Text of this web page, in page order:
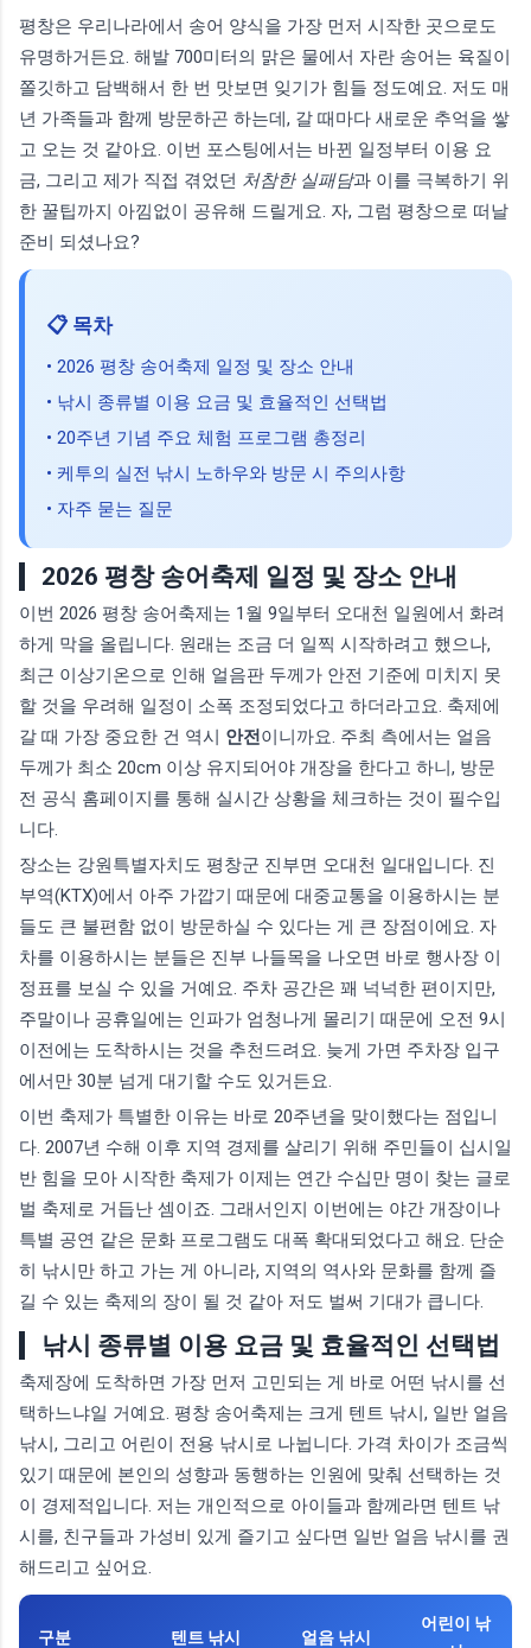
평창은 우리나라에서 송어 양식을 가장 먼저 시작한 곳으로도
유명하거든요. 해발 700미터의 맑은 물에서 자란 송어는 육질이
쫄깃하고 담백해서 한 번 맛보면 잊기가 힘들 정도예요. 저도 매
년 가족들과 함께 방문하곤 하는데, 갈 때마다 새로운 추억을 쌓
고 오는 것 같아요. 이번 포스팅에서는 바뀐 일정부터 이용 요
금, 그리고 제가 직접 겪었던 처참한 실패담과 이를 극복하기 위
한 꿀팁까지 아낌없이 공유해 드릴게요. 자, 그럼 평창으로 떠날
준비 되셨나요?
📋 목차
• 2026 평창 송어축제 일정 및 장소 안내
• 낚시 종류별 이용 요금 및 효율적인 선택법
• 20주년 기념 주요 체험 프로그램 총정리
• 케투의 실전 낚시 노하우와 방문 시 주의사항
• 자주 묻는 질문
2026 평창 송어축제 일정 및 장소 안내
이번 2026 평창 송어축제는 1월 9일부터 오대천 일원에서 화려
하게 막을 올립니다. 원래는 조금 더 일찍 시작하려고 했으나,
최근 이상기온으로 인해 얼음판 두께가 안전 기준에 미치지 못
할 것을 우려해 일정이 소폭 조정되었다고 하더라고요. 축제에
갈 때 가장 중요한 건 역시 안전이니까요. 주최 측에서는 얼음
두께가 최소 20cm 이상 유지되어야 개장을 한다고 하니, 방문
전 공식 홈페이지를 통해 실시간 상황을 체크하는 것이 필수입
니다.
장소는 강원특별자치도 평창군 진부면 오대천 일대입니다. 진
부역(KTX)에서 아주 가깝기 때문에 대중교통을 이용하시는 분
들도 큰 불편함 없이 방문하실 수 있다는 게 큰 장점이에요. 자
차를 이용하시는 분들은 진부 나들목을 나오면 바로 행사장 이
정표를 보실 수 있을 거예요. 주차 공간은 꽤 넉넉한 편이지만,
주말이나 공휴일에는 인파가 엄청나게 몰리기 때문에 오전 9시
이전에는 도착하시는 것을 추천드려요. 늦게 가면 주차장 입구
에서만 30분 넘게 대기할 수도 있거든요.
이번 축제가 특별한 이유는 바로 20주년을 맞이했다는 점입니
다. 2007년 수해 이후 지역 경제를 살리기 위해 주민들이 십시일
반 힘을 모아 시작한 축제가 이제는 연간 수십만 명이 찾는 글로
벌 축제로 거듭난 셈이죠. 그래서인지 이번에는 야간 개장이나
특별 공연 같은 문화 프로그램도 대폭 확대되었다고 해요. 단순
히 낚시만 하고 가는 게 아니라, 지역의 역사와 문화를 함께 즐
길 수 있는 축제의 장이 될 것 같아 저도 벌써 기대가 큽니다.
낚시 종류별 이용 요금 및 효율적인 선택법
축제장에 도착하면 가장 먼저 고민되는 게 바로 어떤 낚시를 선
택하느냐일 거예요. 평창 송어축제는 크게 텐트 낚시, 일반 얼음
낚시, 그리고 어린이 전용 낚시로 나뉩니다. 가격 차이가 조금씩
있기 때문에 본인의 성향과 동행하는 인원에 맞춰 선택하는 것
이 경제적입니다. 저는 개인적으로 아이들과 함께라면 텐트 낚
시를, 친구들과 가성비 있게 즐기고 싶다면 일반 얼음 낚시를 권
해드리고 싶어요.
구분 텐트 낚시 얼음 낚시
어린이 낚